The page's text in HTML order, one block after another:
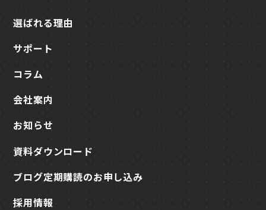
選ばれる理由
サポート
コラム
会社案内
お知らせ
資料ダウンロード
ブログ定期購読のお申し込み
採用情報